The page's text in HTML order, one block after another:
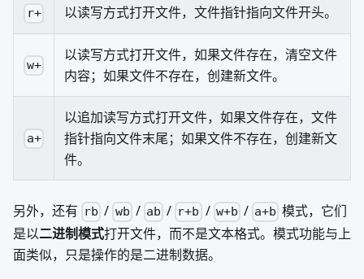
r+ 以读写方式打开文件，文件指针指向文件开头。
w+
以读写方式打开文件，如果文件存在，清空文件
内容；如果文件不存在，创建新文件。
a+
以追加读写方式打开文件，如果文件存在，文件
指针指向文件末尾；如果文件不存在，创建新文
件。
另外，还有 rb / wb / ab / r+b / w+b / a+b 模式，它们
是以二进制模式打开文件，而不是文本格式。模式功能与上
面类似，只是操作的是二进制数据。